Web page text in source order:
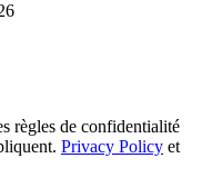
règles de confidentialité
Privacy Policy et